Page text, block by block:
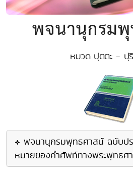
พจนานุกรม
หมวด ปุตตะ - ปุ
พจนานุกรมพุทธศาสน์ ฉบับป
หมายของคำศัพท์ทางพระพุทธศ